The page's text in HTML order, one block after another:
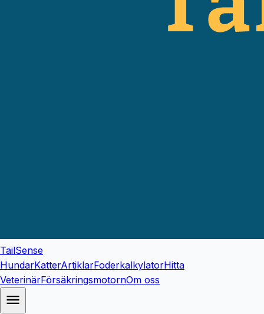
TailSense
HundarKatterArtiklarFoderkalkylatorHitta
VeterinärFörsäkringsmotornOm oss